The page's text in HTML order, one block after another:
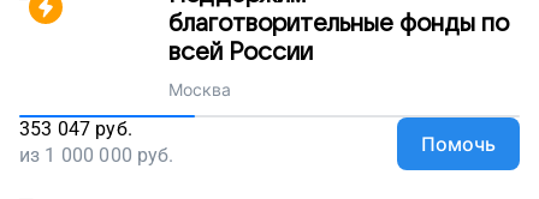
благотворительные фонды по
всей России
Москва
353 047 руб.
из 1 000 000 руб. Помочь